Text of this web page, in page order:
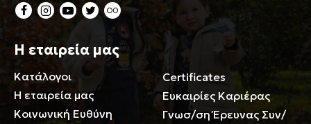
Η εταιρεία μας
Κατάλογοι
Η εταιρεία μας
Κοινωνική Ευθύνη
Certificates
Ευκαιρίες Καριέρας
Γνωσ/ση Έρευνας Συν/